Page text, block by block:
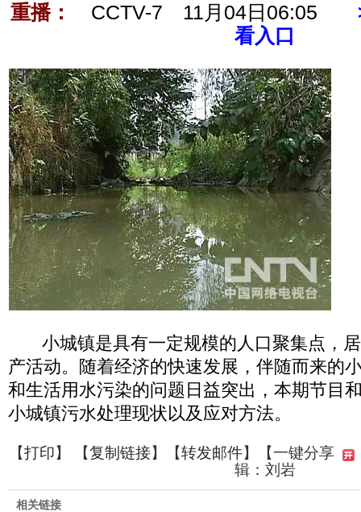
重播：
CCTV-7 11月04日06:05
看入口
小城镇是具有一定规模的人口聚集点，居
产活动。随着经济的快速发展，伴随而来的
和生活用水污染的问题日益突出，本期节目
小城镇污水处理现状以及应对方法。
【打印】 【复制链接】【转发邮件】
【一键分享
辑：刘岩
相关链接